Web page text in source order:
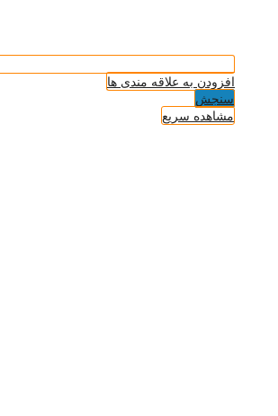
افزودن به علاقه مندی ها
سنجش
مشاهده سریع